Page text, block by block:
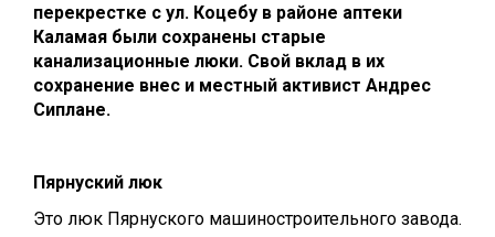
перекрестке с ул. Коцебу в районе аптеки
Каламая были сохранены старые
канализационные люки. Свой вклад в их
сохранение внес и местный активист Андрес
Сиплане.
Пярнуский люк
Это люк Пярнуского машиностроительного завода.